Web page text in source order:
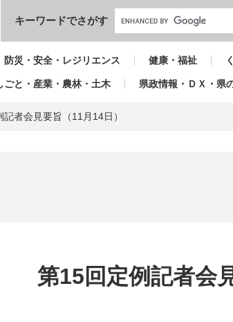
本文へ
キーワードでさがす
防災・安全・レジリエンス 健康・福祉
ごと・産業・農林・土木 県政情報・ＤＸ・県
者会見要旨（11月14日）
第15回定例記者会